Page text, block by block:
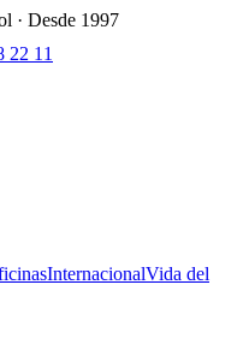
· Desde 1997
22 11
InternacionalVida del